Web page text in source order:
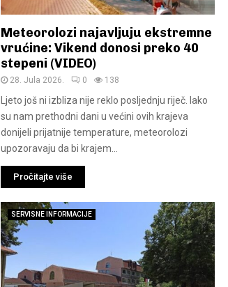
Meteorolozi najavljuju ekstremne
vrućine: Vikend donosi preko 40
stepeni (VIDEO)
28. Jula 2026. 0 138
Ljeto još ni izbliza nije reklo posljednju riječ. Iako
su nam prethodni dani u većini ovih krajeva
donijeli prijatnije temperature, meteorolozi
upozoravaju da bi krajem...
Pročitajte više
SERVISNE INFORMACIJE